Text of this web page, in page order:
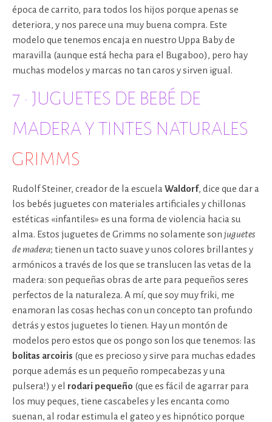
época de carrito, para todos los hijos porque apenas se
deteriora, y nos parece una muy buena compra. Este
modelo que tenemos encaja en nuestro Uppa Baby de
maravilla (aunque está hecha para el Bugaboo), pero hay
muchas modelos y marcas no tan caros y sirven igual.
7 · JUGUETES DE BEBÉ DE
MADERA Y TINTES NATURALES
GRIMMS
Rudolf Steiner, creador de la escuela Waldorf, dice que dar a
los bebés juguetes con materiales artificiales y chillonas
estéticas «infantiles» es una forma de violencia hacia su
alma. Estos juguetes de Grimms no solamente son juguetes
de madera; tienen un tacto suave y unos colores brillantes y
armónicos a través de los que se translucen las vetas de la
madera: son pequeñas obras de arte para pequeños seres
perfectos de la naturaleza. A mí, que soy muy friki, me
enamoran las cosas hechas con un concepto tan profundo
detrás y estos juguetes lo tienen. Hay un montón de
modelos pero estos que os pongo son los que tenemos: las
bolitas arcoiris (que es precioso y sirve para muchas edades
porque además es un pequeño rompecabezas y una
pulsera!) y el rodari pequeño (que es fácil de agarrar para
los muy peques, tiene cascabeles y les encanta como
suenan, al rodar estimula el gateo y es hipnótico porque